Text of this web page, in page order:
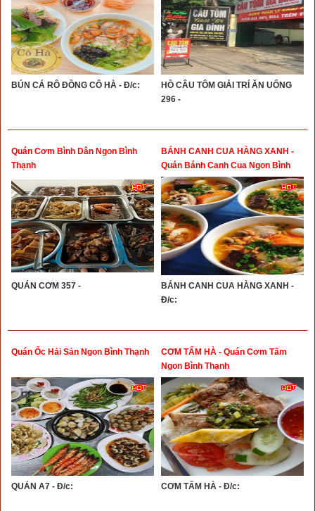
BÚN CÁ RÔ ĐỒNG CÔ HÀ - Đ/c:
HỒ CÂU TÔM GIẢI TRÍ ĂN UỐNG
296 -
Quán Cơm Bình Dân Ngon Bình
Thạnh
QUÁN CƠM 357 -
BÁNH CANH CUA HÀNG XANH -
Quán Bánh Canh Cua Ngon Bình
Thạnh
BÁNH CANH CUA HÀNG XANH -
Đ/c:
Quán Ốc Hải Sản Ngon Bình Thạnh
QUÁN A7 - Đ/c:
CƠM TẤM HÀ - Quán Cơm Tấm
Ngon Bình Thạnh
CƠM TẤM HÀ - Đ/c: